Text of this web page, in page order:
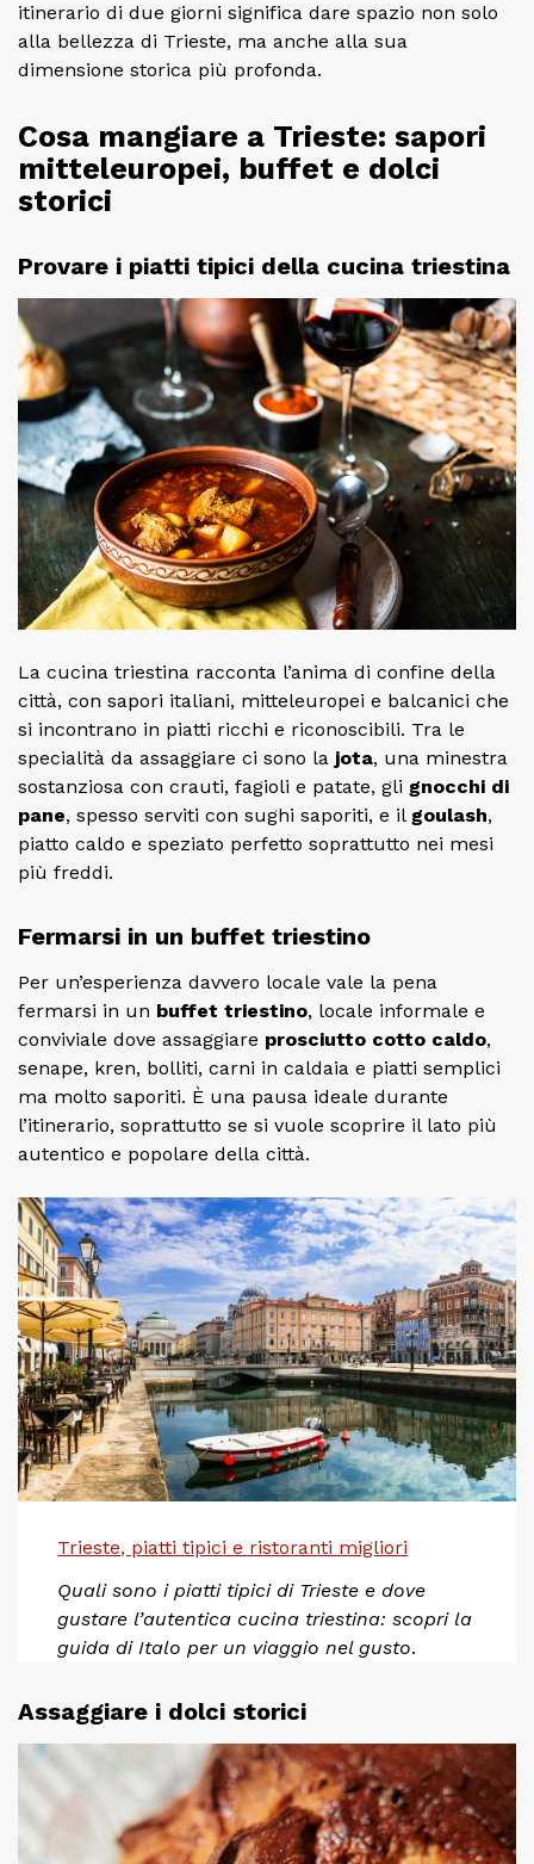
itinerario di due giorni significa dare spazio non solo
alla bellezza di Trieste, ma anche alla sua
dimensione storica più profonda.
Cosa mangiare a Trieste: sapori
mitteleuropei, buffet e dolci
storici
Provare i piatti tipici della cucina triestina
La cucina triestina racconta l’anima di confine della
città, con sapori italiani, mitteleuropei e balcanici che
si incontrano in piatti ricchi e riconoscibili. Tra le
specialità da assaggiare ci sono la jota, una minestra
sostanziosa con crauti, fagioli e patate, gli gnocchi di
pane, spesso serviti con sughi saporiti, e il goulash,
piatto caldo e speziato perfetto soprattutto nei mesi
più freddi.
Fermarsi in un buffet triestino
Per un’esperienza davvero locale vale la pena
fermarsi in un buffet triestino, locale informale e
conviviale dove assaggiare prosciutto cotto caldo,
senape, kren, bolliti, carni in caldaia e piatti semplici
ma molto saporiti. È una pausa ideale durante
l’itinerario, soprattutto se si vuole scoprire il lato più
autentico e popolare della città.
Trieste, piatti tipici e ristoranti migliori
Quali sono i piatti tipici di Trieste e dove
gustare l’autentica cucina triestina: scopri la
guida di Italo per un viaggio nel gusto.
Assaggiare i dolci storici